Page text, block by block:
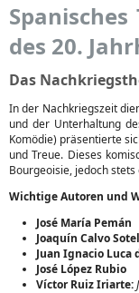
des 20.
Das
In der Nachkriegszeit
und der Unterhaltung
Komödie) präsentierte
und Treue. Dieses
Bourgeoisie, jedoch
Wichtige Autoren und
José María Pemán
Joaquín Calvo
Juan Ignacio Luca
José López Rubio
Víctor Ruiz Iriarte: